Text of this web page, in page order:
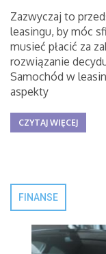
Zazwyczaj to
leasingu, by móc
musieć płacić za
rozwiązanie
Samochód w
aspekty
CZYTAJ WIĘCEJ
FINANSE